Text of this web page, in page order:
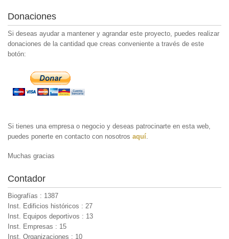
Donaciones
Si deseas ayudar a mantener y agrandar este proyecto, puedes realizar
donaciones de la cantidad que creas conveniente a través de este
botón:
Si tienes una empresa o negocio y deseas patrocinarte en esta web,
puedes ponerte en contacto con nosotros aquí
Muchas gracias
Contador
Biografías : 1387
Inst. Edificios históricos : 27
Inst. Equipos deportivos : 13
Inst. Empresas : 15
Inst. Organizaciones : 10